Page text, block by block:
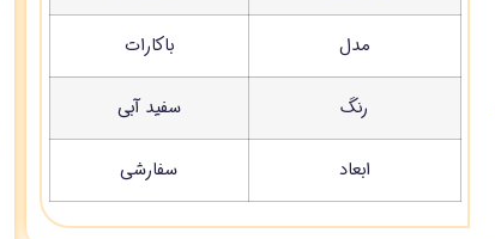
مدل باکارات
رنگ سفید آبی
ابعاد سفارشی